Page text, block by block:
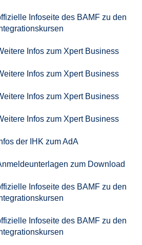
Infoseite des BAMF zu den
Infos zum Xpert Business
Infos zum Xpert Business
Infos zum Xpert Business
Infos zum Xpert Business
der IHK zum AdA
zum Download
Infoseite des BAMF zu den
Infoseite des BAMF zu den